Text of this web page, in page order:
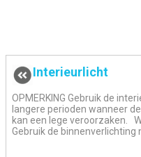
Interieurlicht
OPMERKING Gebruik de
langere perioden wanneer
kan een lege veroorzaken.
Gebruik de binnenverlichting